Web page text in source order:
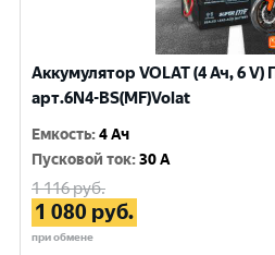
Аккумулятор VOLAT (4 Ач, 6 V)
арт.6N4-BS(MF)Volat
Емкость:4 Ач
Пусковой ток:30 A
1 116руб.
1 080 руб.
при обмене